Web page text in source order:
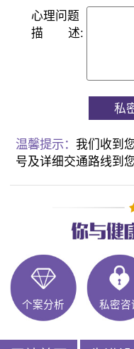
心理问题
描
述:
私
温馨提示：我们收到
号及详细交通路线到
个案分析 私密咨